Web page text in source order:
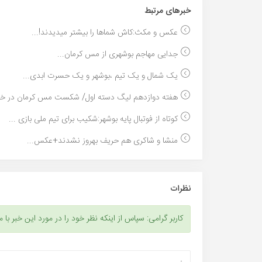
خبر‌های مرتبط
عکس و مکث:کاش شماها را بیشتر میدیدند!...
جدایی مهاجم بوشهری از مس کرمان...
یک شمال و یک تیم ،بوشهر و یک حسرت ابدی...
هفته دوازدهم لیگ دسته اول/ شکست مس کرمان در
کوتاه از فوتبال پایه بوشهر:شکیب برای تیم ملی بازی ...
منشا و شاکری هم حریف بهروز نشدند+عکس...
نظرات
کاربر گرامی: سپاس از اینکه نظر خود را در مورد این خبر